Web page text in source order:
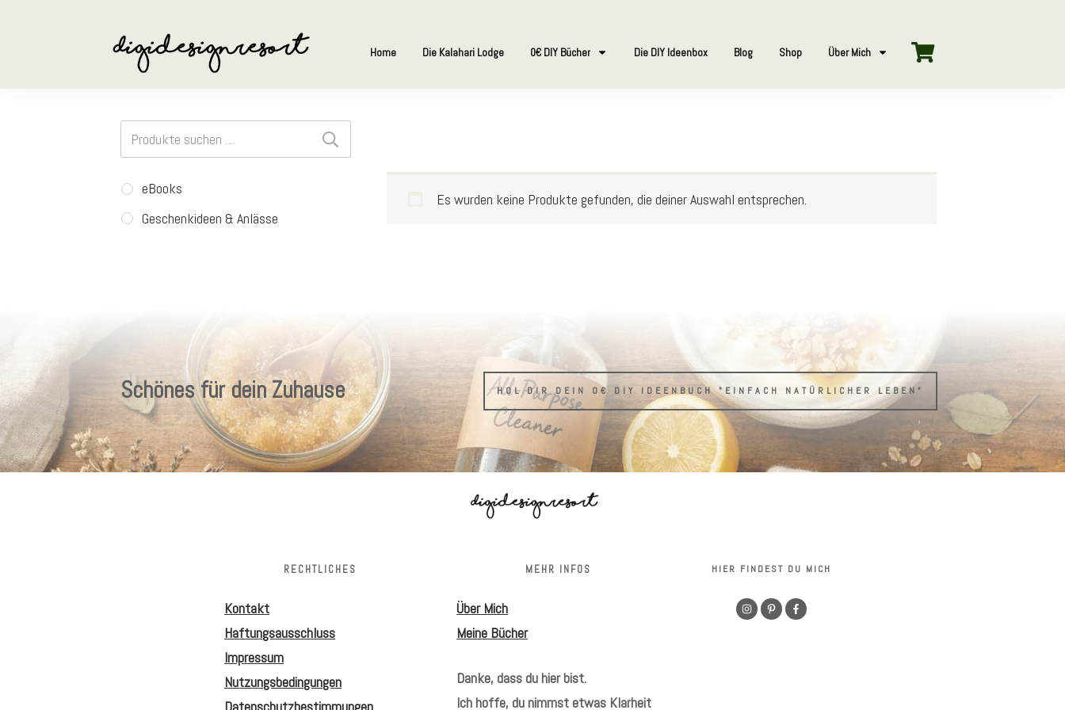
Home Die Kalahari Lodge 0€ DIY Bücher Die DIY Ideenbox Blog Shop Über Mich
Es wurden keine Produkte gefunden, die deiner Auswahl entsprechen.
Suchen
nach:
eBooks
Geschenkideen & Anlässe
Schönes für dein Zuhause HOL DIR DEIN 0€ DIY IDEENBUCH "EINFACH NATÜRLICHER LEBEN"
RECHTLICHES
Kontakt
Haftungsausschluss
Impressum
Nutzungsbedingungen
MEHR INFOS
Über Mich
Meine Bücher
Danke, dass du hier bist.
Ich hoffe, du nimmst etwas Klarheit
HIER FINDEST DU MICH